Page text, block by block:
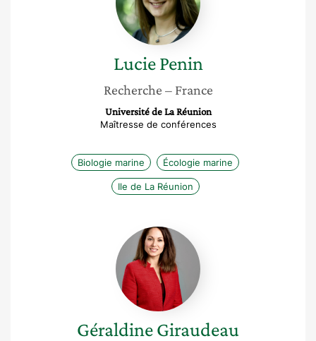
Lucie Penin
Recherche – France
Université de La Réunion
Maîtresse de conférences
Biologie marine Écologie marine
Ile de La Réunion
Géraldine
Giraudeau
GéraldineGiraudeau